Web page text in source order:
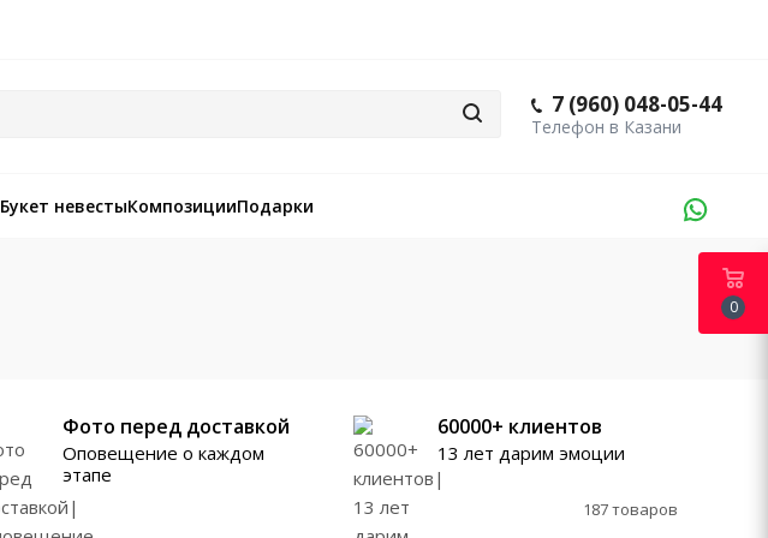
7 (960) 048-05-44
Букет невестыКомпозицииПодарки
Фото перед доставкой
Оповещение о каждом
этапе
60000+ клиентов
13 лет дарим эмоции
187 товаров
0